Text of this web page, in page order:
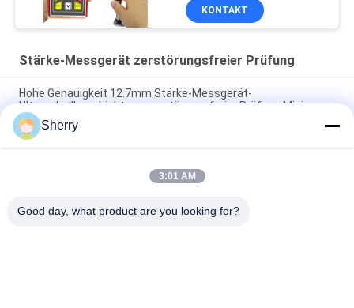
KONTAKT
Stärke-Messgerät zerstörungsfreier Prüfung
Hohe Genauigkeit 12.7mm Stärke-Messgerät-
Ultraschallbeschichtung zerstörungsfreier Prüfung Mini
METALLstärke-Prüfvorrichtungs-Messgerät tragbares 1um
Mini Coatings JT160 Ultraschall
Hintergrundbeleuchtungs-Maß-Metallmeter des
Sherry
3:01 AM
Good day, what product are you looking for?